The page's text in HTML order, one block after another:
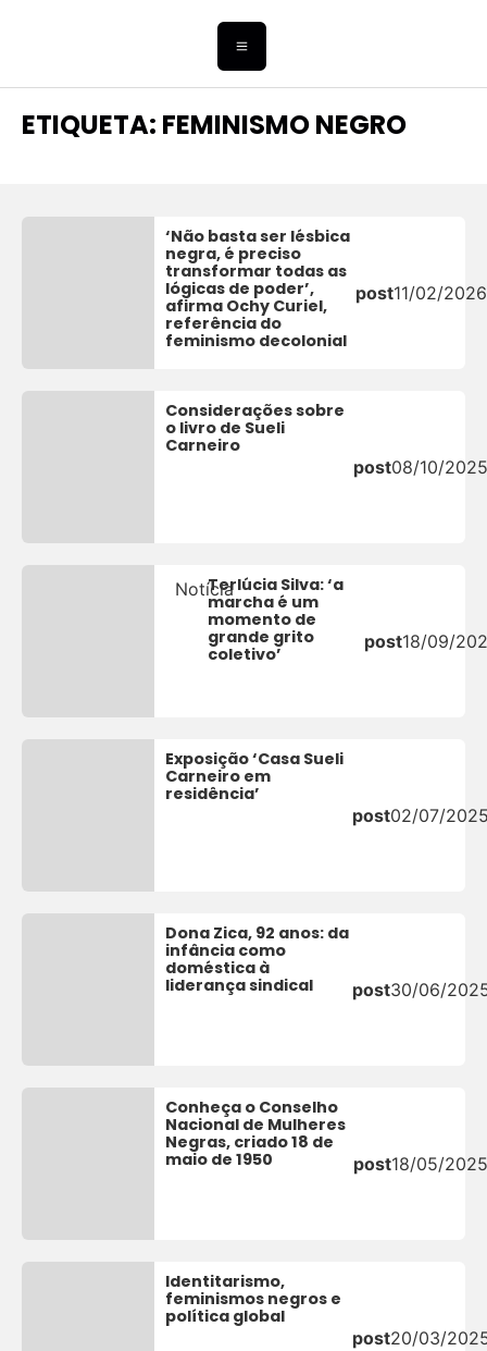
ETIQUETA: FEMINISMO NEGRO
‘Não basta ser lésbica
negra, é preciso
transformar todas as
lógicas de poder’,
afirma Ochy Curiel,
referência do
feminismo decolonial
post11/02/2026
Considerações sobre
o livro de Sueli
Carneiro
post08/10/
NotíciaTerlúcia Silva: ‘a
marcha é um
momento de
grande grito
coletivo’
post18/09/
Exposição ‘Casa Sueli
Carneiro em
residência’
post02/07/
Dona Zica, 92 anos: da
infância como
doméstica à
liderança sindical
post30/06/
Conheça o Conselho
Nacional de Mulheres
Negras, criado 18 de
maio de 1950
post18/05/
Identitarismo,
feminismos negros e
política global
post20/03/